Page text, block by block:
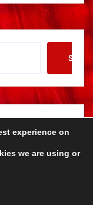
experience on
we are using or